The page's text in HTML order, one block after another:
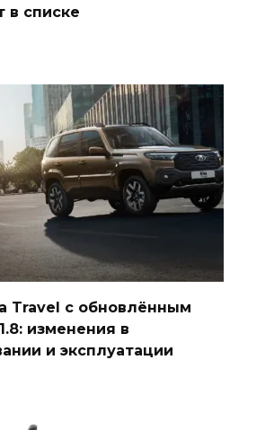
в списке
Travel с обновлённым
изменения в
и эксплуатации